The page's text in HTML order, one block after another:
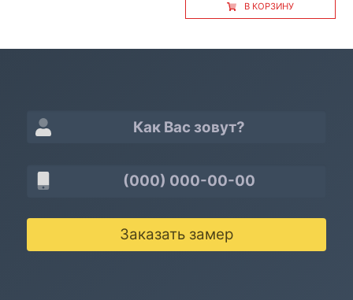
В КОРЗИНУ
Заказать замер